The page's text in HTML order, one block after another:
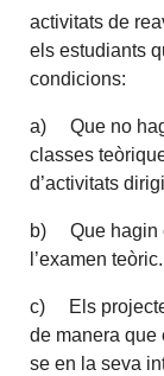
activitats de
els estudiants
condicions:
a) Que no
classes
d’activitats
b) Que hagin
l’examen teòric.
c) Els
de manera que
se en la seva